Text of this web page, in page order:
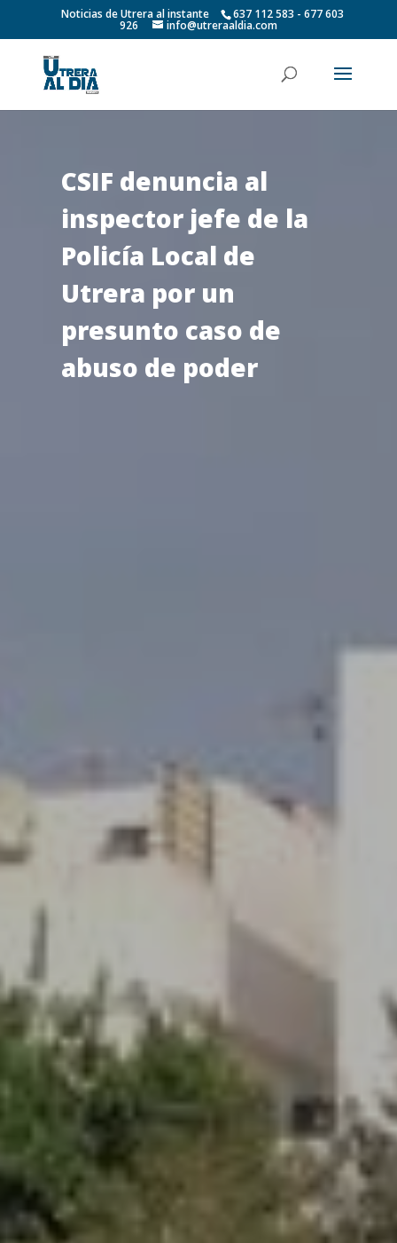
Noticias de Utrera al instante 637 112 583 - 677 603
926 info@utreraaldia.com
CSIF denuncia al
inspector jefe de la
Policía Local de
Utrera por un
presunto caso de
abuso de poder